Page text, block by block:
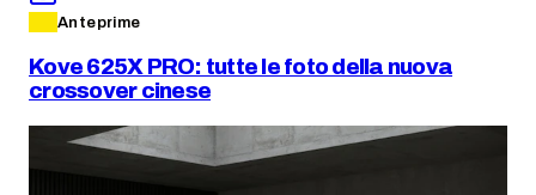
Anteprime
Kove 625X PRO: tutte le foto della nuova
crossover cinese